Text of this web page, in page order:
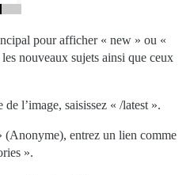
pour afficher « new » ou «
nouveaux sujets ainsi que ceux
l’image, saisissez « /latest ».
(Anonyme), entrez un lien comme
».